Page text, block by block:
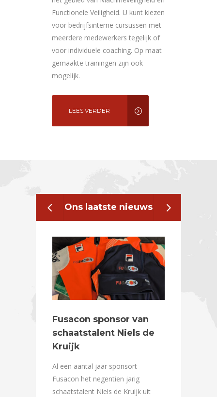
Functionele Veiligheid. U kunt kiezen
voor bedrijfsinterne cursussen met
meerdere medewerkers tegelijk of
voor individuele coaching. Op maat
gemaakte trainingen zijn ook
mogelijk.
LEES VERDER
Ons laatste nieuws
Fusacon sponsor van
schaatstalent Niels de
Kruijk
Al een aantal jaar sponsort
Fusacon het negentien jarig
schaatstalent Niels de Kruijk uit